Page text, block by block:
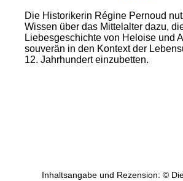
Die Historikerin Régine Pernoud
Wissen über das Mittelalter dazu,
Liebesgeschichte von Heloise und
souverän in den Kontext der
12. Jahrhundert einzubetten.
Inhaltsangabe und Rezension: ©